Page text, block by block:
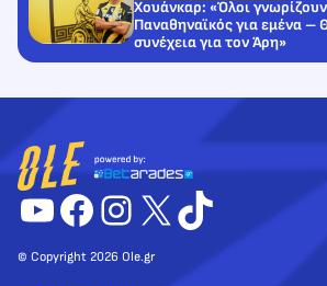
Χουάνκαρ: «Όλοι γνωρίζουν
Παναθηναϊκός για εμένα –
συνέχεια για τον Άρη»
YouTube
Facebook
Instagram
X TikTok
© Copyright 2026 Ole.gr